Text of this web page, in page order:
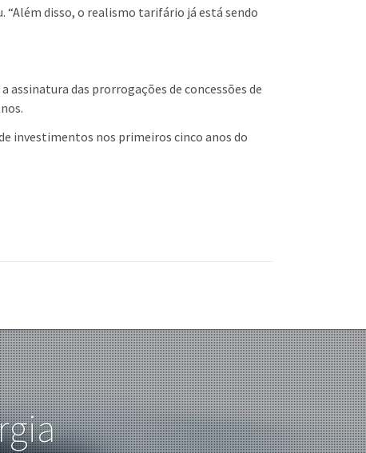
“Além disso, o realismo tarifário já está sendo
assinatura das prorrogações de concessões de
investimentos nos primeiros cinco anos do